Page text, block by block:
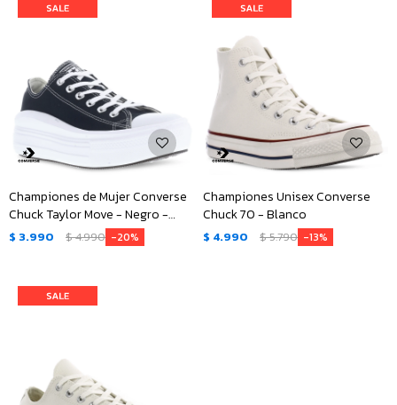
Championes de Mujer Converse
Chuck Taylor Move - Negro -
Blanco
$ 3.990 $4.990 20
Championes Unisex Converse
Chuck 70 - Blanco
$ 4.990 $5.790 13